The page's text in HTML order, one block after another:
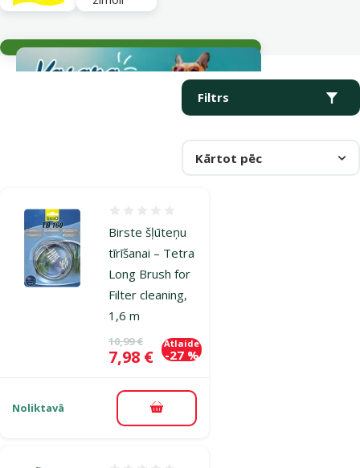
Filtrs
Kārtot pēc
Birste šļūteņu
tīrīšanai – Tetra
Long Brush for
Filter cleaning,
1,6 m
Oriģinālā cena
10,99 €
Cena
7,98 €
Atlaide
-27 %
Noliktavā Pievienot grozam